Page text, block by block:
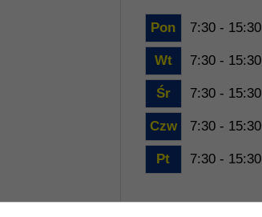
Pon 7:30 - 15:30
Wt 7:30 - 15:30
Śr 7:30 - 15:30
Czw 7:30 - 15:30
Pt 7:30 - 15:30